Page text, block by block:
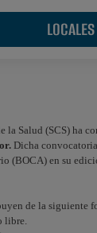
LOCALES
la Salud (SCS) ha
. Dicha
(BOCA) en su
de la siguiente
libre.